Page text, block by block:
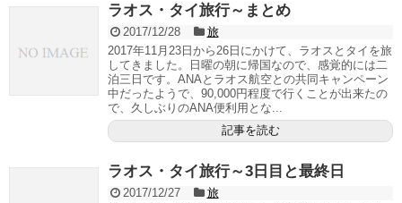
ラオス・タイ旅行～まとめ
2017/12/28
旅
2017年11月23日から26日にかけて、ラオスとタイを旅
してきました。日曜の朝に帰国なので、感覚的には二
泊三日です。ANAとラオス航空との共同キャンペーン
中だったようで、90,000円程度で行くことが出来たの
で、久しぶりのANA便利用とな...
記事を読む
ラオス・タイ旅行～3日目と最終日
2017/12/27
旅